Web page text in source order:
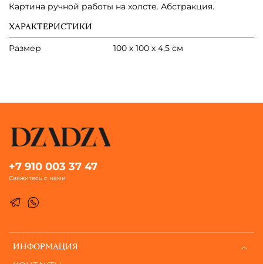
Картина ручной работы на холсте. Абстракция.
ХАРАКТЕРИСТИКИ
Размер 100 х 100 х 4,5 см
ИНФОРМАЦИЯ
+7 910 003 37 47
Свяжитесь с нами